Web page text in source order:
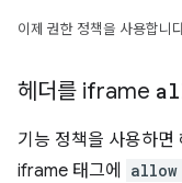
이제 권한 정책을 사용합니
헤더를 iframe
기능 정책을 사용하
iframe 태그에
allow